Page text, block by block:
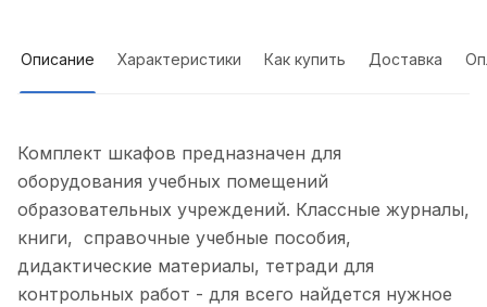
Описание Характеристики Как купить Доставка
Комплект шкафов предназначен для
оборудования учебных помещений
образовательных учреждений. Классные журналы,
книги, справочные учебные пособия,
дидактические материалы, тетради для
контрольных работ - для всего найдется нужное